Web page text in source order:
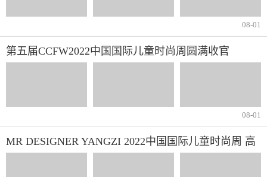
08-01
第五届CCFW2022中国国际儿童时尚周圆满收官
08-01
MR DESIGNER YANGZI 2022中国国际儿童时尚周 高